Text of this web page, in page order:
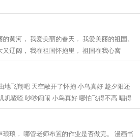
黄河， 我爱美丽的春天， 我爱美丽的祖国。
辽阔， 我在祖国怀抱里， 祖国在我心窝
地飞翔吧 天空敞开了怀抱 小鸟真好 趁夕阳还
叽喳喳 吵吵闹闹 小鸟真好 哪怕飞得不高 唱得
...
琅， 哪管老师布置的作业是否做完。 漫画书